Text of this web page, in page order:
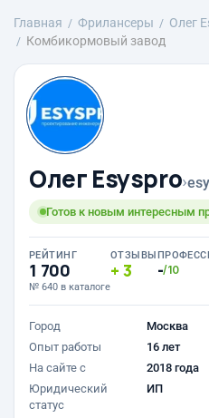
Главная Фрилансеры Олег
Комбикормовый завод
Олег Esyspro›
Готов к новым интересным
РЕЙТИНГ
1 700
№ 640 в каталоге
ОТЗЫВЫ
3 -/10
Город
Москва
Опыт работы
16 лет
На сайте с
2018 года
Юридический
статус
ИП